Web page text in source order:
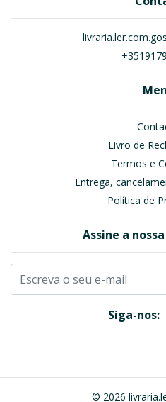
Livro de
Termos e
Entrega,
Política de
Assine a
Siga-nos:
© 2026